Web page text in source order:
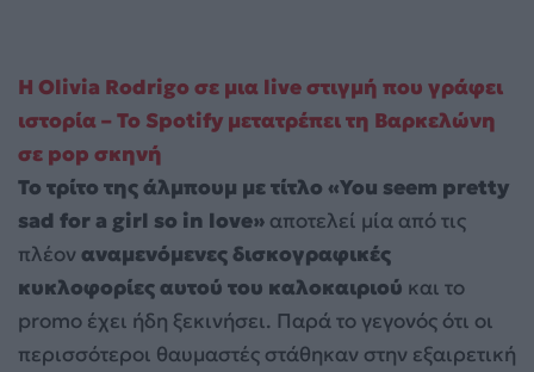
Η Olivia Rodrigo σε μια live στιγμή που γράφει
ιστορία – Το Spotify μετατρέπει τη Βαρκελώνη
σε pop σκηνή
Το τρίτο της άλμπουμ με τίτλο «You seem pretty
sad for a girl so in love» αποτελεί μία από τις
πλέοναναμενόμενες δισκογραφικές
κυκλοφορίες αυτού του καλοκαιριού και το
promo έχει ήδη ξεκινήσει. Παρά το γεγονός ότι οι
περισσότεροι θαυμαστές στάθηκαν στην εξαιρετική